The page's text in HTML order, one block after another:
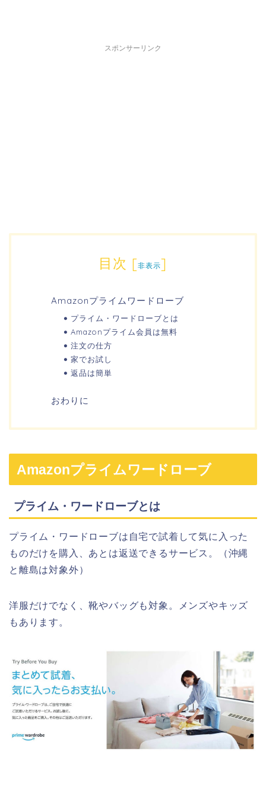
スポンサーリンク
目次 [非表示]
Amazonプライムワードローブ
プライム・ワードローブとは
Amazonプライム会員は無料
注文の仕方
家でお試し
返品は簡単
おわりに
Amazonプライムワードローブ
プライム・ワードローブとは
プライム・ワードローブは自宅で試着して気に入った
ものだけを購入、あとは返送できるサービス。（沖縄
と離島は対象外）
洋服だけでなく、靴やバッグも対象。メンズやキッズ
もあります。